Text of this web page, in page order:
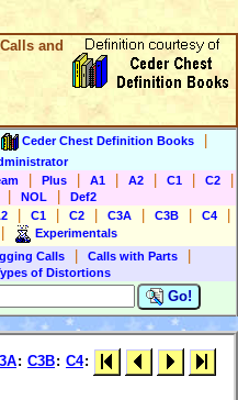
and
Ceder Chest Definition Books
Plus A1 A2 C1 C2
NOL
Def2
C1 C2 C3A C3B C4
Experimentals
Calls Calls with Parts
of Distortions
Go!
: C3B: C4: